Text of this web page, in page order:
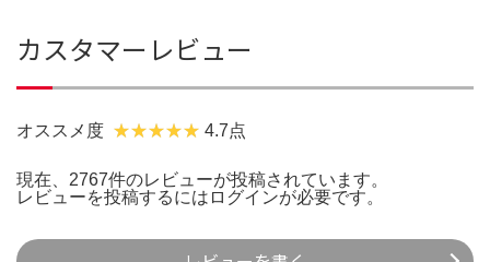
カスタマーレビュー
オススメ度 4.7点
現在、2767件のレビューが投稿されています。
レビューを投稿するには ログインが必要です。